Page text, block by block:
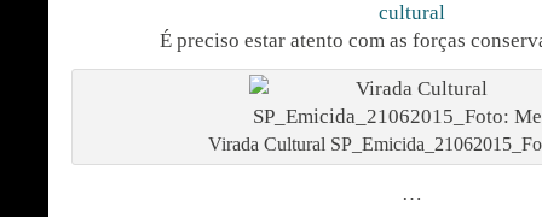
cultural
É preciso estar atento com as forças
Virada Cultural
…